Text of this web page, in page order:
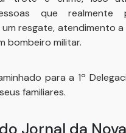
que realmente
resgate, atendimento
bombeiro militar.
para a 1ª
familiares.
Jornal da Nova